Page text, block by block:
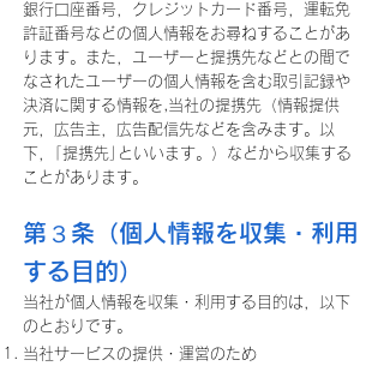
銀行口座番号，クレジットカード番号，運転免
許証番号などの個人情報をお尋ねすることがあ
ります。また，ユーザーと提携先などとの間で
なされたユーザーの個人情報を含む取引記録や
決済に関する情報を,当社の提携先（情報提供
元，広告主，広告配信先などを含みます。以
下，｢提携先｣といいます。）などから収集する
ことがあります。
第３条（個人情報を収集・利用
する目的）
当社が個人情報を収集・利用する目的は，以下
のとおりです。
当社サービスの提供・運営のため